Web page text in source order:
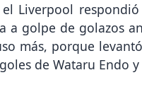
Liverpool
a golpe de golazos
más, porque
de Wataru Endo